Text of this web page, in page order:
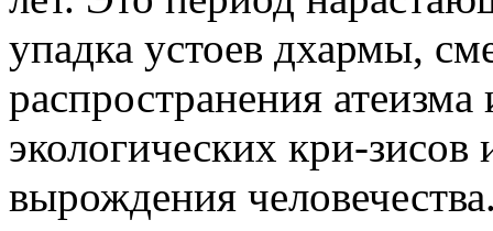
упадка устоев дхармы,
распространения атеизма
экологических кри-
вырождения